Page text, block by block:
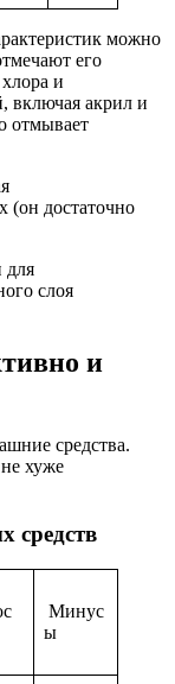
можно
его
и
включая акрил и
отмывает
(он достаточно
для
слоя
и
средства.
хуже
средств
Минус
ы